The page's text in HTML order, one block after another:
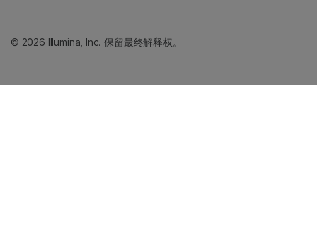
© 2026 Illumina, Inc. 保留最终解释权。